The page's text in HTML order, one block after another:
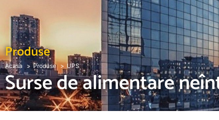
Produse
Acasa Produse UPS
Surse de alimentare